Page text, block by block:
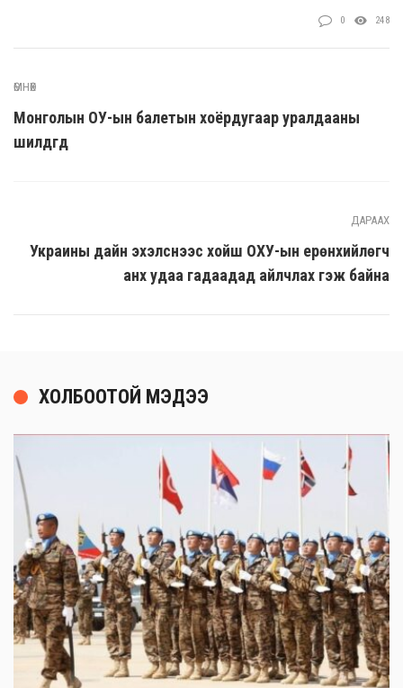
0 248
ӨМНӨХ
Монголын ОУ-ын балетын хоёрдугаар уралдааны
шилдгүүд
ДАРААХ
Украины дайн эхэлснээс хойш ОХУ-ын ерөнхийлөгч
анх удаа гадаадад айлчлах гэж байна
ХОЛБООТОЙ МЭДЭЭ